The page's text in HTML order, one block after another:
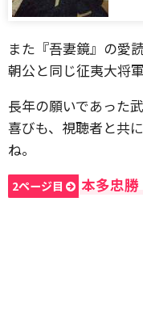
また『吾妻鏡』の愛
朝公と同じ征夷大将
長年の願いであった
喜びも、視聴者と共
ね。
2ページ目 本多忠